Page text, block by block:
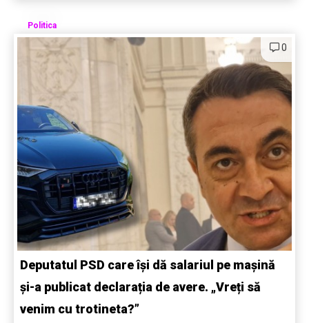
Politica
0
Deputatul PSD care își dă salariul pe mașină
și-a publicat declarația de avere. „Vreți să
venim cu trotineta?”